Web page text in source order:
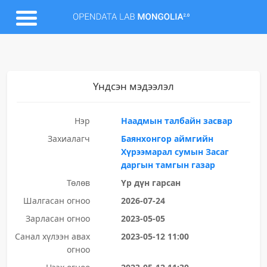
Үндсэн мэдээлэл
Нэр
Наадмын талбайн засвар
Захиалагч
Баянхонгор аймгийн
Хүрээмарал сумын Засаг
даргын тамгын газар
Төлөв
Үр дүн гарсан
Шалгасан огноо
2026-07-24
Зарласан огноо
2023-05-05
Санал хүлээн авах
огноо
2023-05-12 11:00